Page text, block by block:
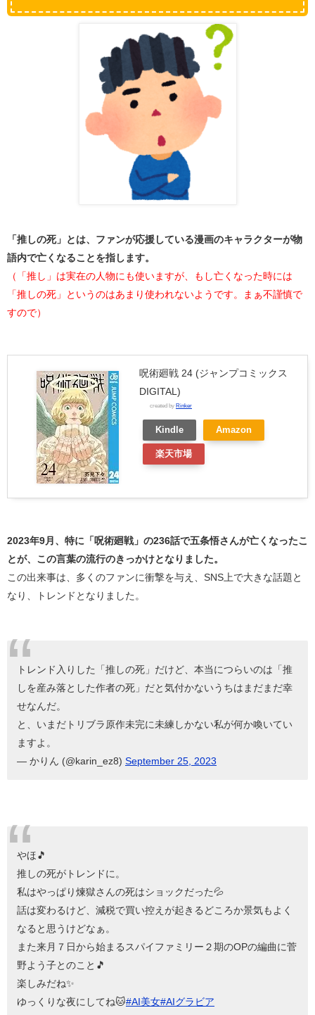
「推しの死」とは、ファンが応援している漫画のキャラクターが物
語内で亡くなることを指します。
（「推し」は実在の人物にも使いますが、もし亡くなった時には
「推しの死」というのはあまり使われないようです。まぁ不謹慎で
すので）
呪術廻戦 24 (ジャンプコミックス
DIGITAL)
created by Rinker
Kindle Amazon
楽天市場
2023年9月、特に「呪術廻戦」の236話で五条悟さんが亡くなったこ
とが、この言葉の流行のきっかけとなりました。
この出来事は、多くのファンに衝撃を与え、SNS上で大きな話題と
なり、トレンドとなりました。
トレンド入りした「推しの死」だけど、本当につらいのは「推
しを産み落とした作者の死」だと気付かないうちはまだまだ幸
せなんだ。
と、いまだトリブラ原作未完に未練しかない私が何か喚いてい
ますよ。
— かりん (@karin_ez8) September 25, 2023
やほ🎵
推しの死がトレンドに。
私はやっぱり煉獄さんの死はショックだった💦
話は変わるけど、減税で買い控えが起きるどころか景気もよく
なると思うけどなぁ。
また来月７日から始まるスパイファミリー２期のOPの編曲に菅
野よう子とのこと🎵
楽しみだね✨
ゆっくりな夜にしてね🐱#AI美女#AIグラビア